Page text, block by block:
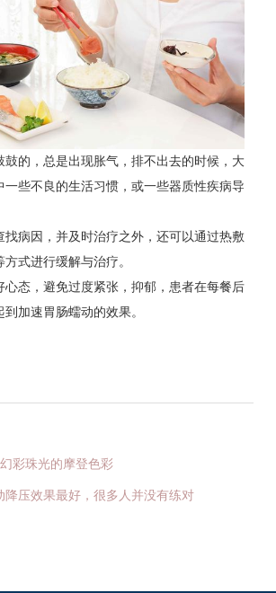
鼓的，总是出现胀气，排不出去的时候，大
一些不良的生活习惯，或一些器质性疾病导
找病因，并及时治疗之外，还可以通过热敷
式进行缓解与治疗。
心态，避免过度紧张，抑郁，患者在每餐后
加速胃肠蠕动的效果。
彩珠光的摩登色彩
降压效果最好，很多人并没有练对